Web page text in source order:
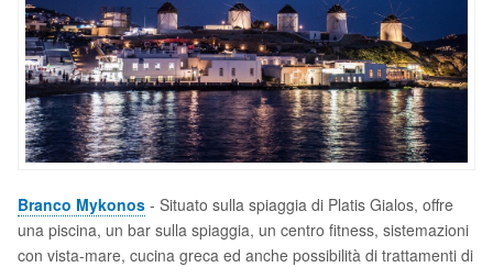
Branco Mykonos - Situato sulla spiaggia di Platis Gialos, offre
una piscina, un bar sulla spiaggia, un centro fitness, sistemazioni
con vista-mare, cucina greca ed anche possibilità di trattamenti di